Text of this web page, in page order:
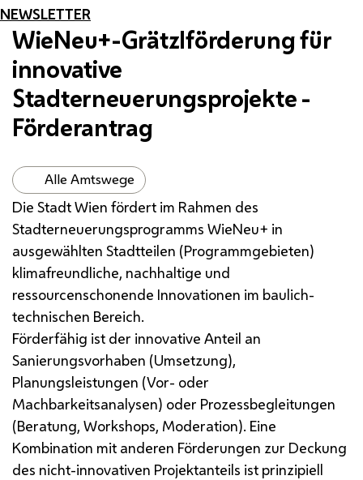
NEWSLETTER
WieNeu+-Grätzlförderung für
innovative
Stadterneuerungsprojekte -
Förderantrag
Alle Amtswege
Die Stadt Wien fördert im Rahmen des
Stadterneuerungsprogramms WieNeu+ in
ausgewählten Stadtteilen (Programmgebieten)
klimafreundliche, nachhaltige und
ressourcenschonende Innovationen im baulich-
technischen Bereich.
Förderfähig ist der innovative Anteil an
Sanierungsvorhaben (Umsetzung),
Planungsleistungen (Vor- oder
Machbarkeitsanalysen) oder Prozessbegleitungen
(Beratung, Workshops, Moderation). Eine
Kombination mit anderen Förderungen zur Deckung
des nicht-innovativen Projektanteils ist prinzipiell